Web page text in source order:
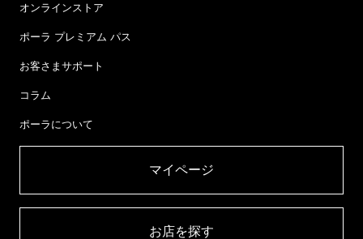
オンラインストア
ポーラ プレミアム パス
お客さまサポート
コラム
ポーラについて
マイページ​
お店を探す​